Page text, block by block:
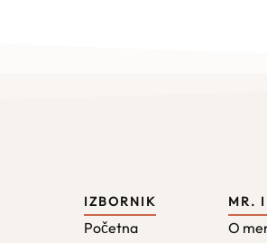
IZBORNIK
Početna
MR.
O